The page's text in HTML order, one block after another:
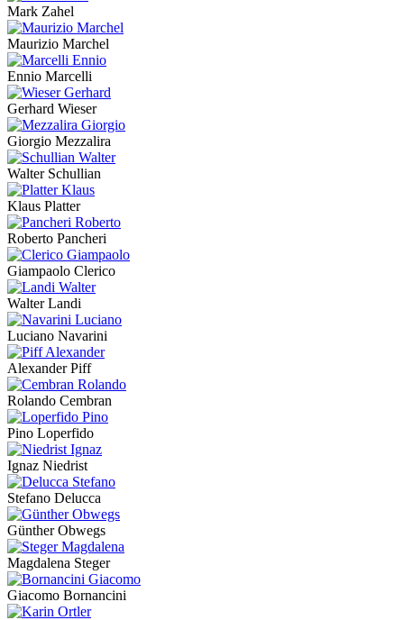
Mark Zahel
Maurizio Marchel
Ennio Marcelli
Gerhard Wieser
Giorgio Mezzalira
Walter Schullian
Klaus Platter
Roberto Pancheri
Giampaolo Clerico
Walter Landi
Luciano Navarini
Alexander Piff
Rolando Cembran
Pino Loperfido
Ignaz Niedrist
Stefano Delucca
Günther Obwegs
Magdalena Steger
Giacomo Bornancini